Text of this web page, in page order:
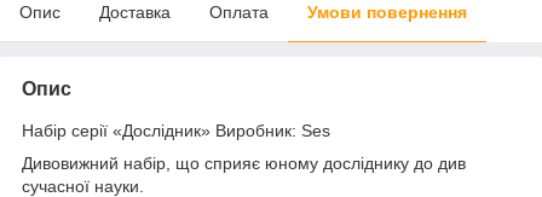
Опис Доставка Оплата Умови повернення
Опис
Набір серії «Дослідник» Виробник: Ses
Дивовижний набір, що сприяє юному досліднику до див
сучасної науки.